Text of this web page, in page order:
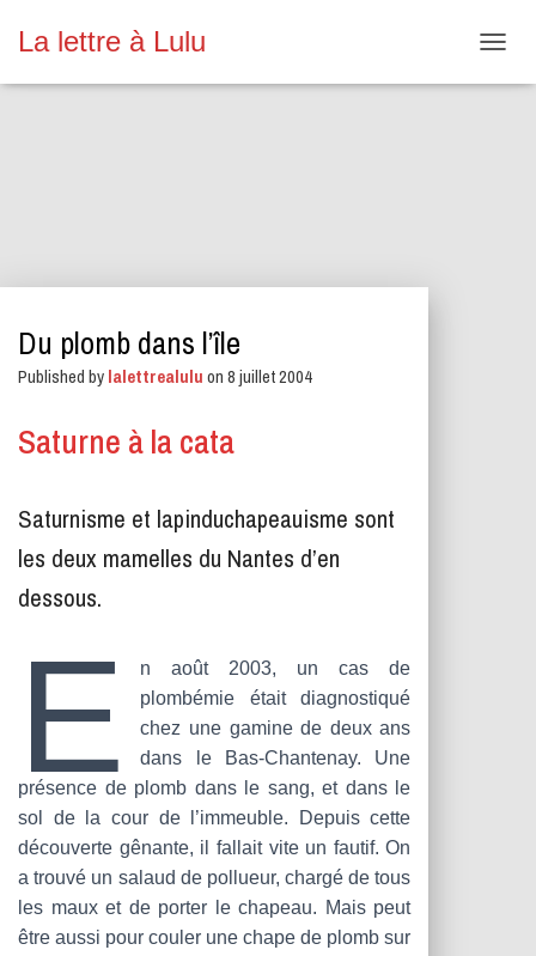
La lettre à Lulu
U
Du plomb dans l’île
Published bylalettrealuluon8 juillet 2004
Saturne à la cata
Saturnisme et lapinduchapeauisme sont
les deux mamelles du Nantes d’en
dessous.
E
n août 2003, un cas de
plombémie était diagnostiqué
chez une gamine de deux ans
dans le Bas-Chantenay. Une
présence de plomb dans le sang, et dans le
sol de la cour de l’immeuble. Depuis cette
découverte gênante, il fallait vite un fautif. On
a trouvé un salaud de pollueur, chargé de tous
les maux et de porter le chapeau. Mais peut
être aussi pour couler une chape de plomb sur